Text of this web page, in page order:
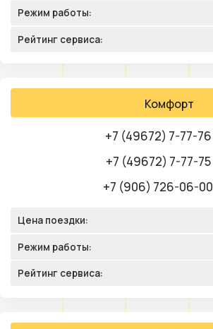
Режим работы:
Рейтинг сервиса:
Комфорт
+7 (49672) 7-77-76
+7 (49672) 7-77-75
+7 (906) 726-06-00
Цена поездки:
Режим работы:
Рейтинг сервиса: